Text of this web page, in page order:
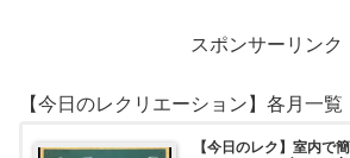
スポンサーリンク
【今日のレクリエーション】各月一覧
【今日のレク】室内で